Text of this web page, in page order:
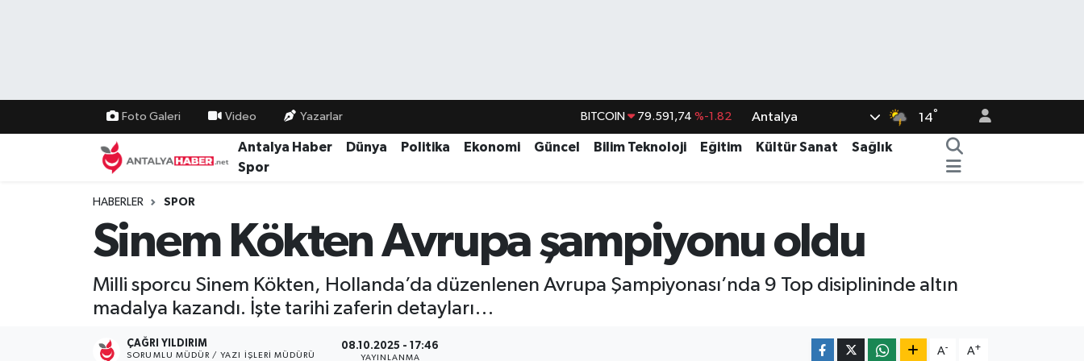
Foto Galeri Video Yazarlar DOLAR 45,43620 %0.02
EURO 53,38690 %0.19
BİST100 14.598,00 %0
79.591,74
Antalya 14°
Antalya Haber Dünya Politika Ekonomi Güncel Bilim Teknoloji Eğitim Kültür Sanat
Sağlık
Spor
HABERLER SPOR
Sinem Kökten Avrupa şampiyonu oldu
Milli sporcu Sinem Kökten, Hollanda’da düzenlenen Avrupa Şampiyonası’nda 9 Top disiplininde altın
madalya kazandı. İşte tarihi zaferin detayları…
ÇAĞRI YILDIRIM
SORUMLU MÜDÜR / YAZI İŞLERI MÜDÜRÜ
08.10.2025 - 17:46
YAYINLANMA
A- A+
Bölge
Ekonomi
Güvenlik
Hava Durumu
Namaz Vakitleri
Süper Lig Puan Durumu ve Fikstür
Son Dakika Haberleri
Haber Arşivi